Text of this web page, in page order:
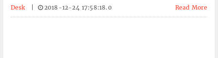
Desk
2018-12-24 17:58:18.0 Read More